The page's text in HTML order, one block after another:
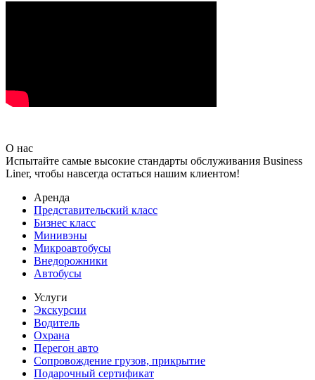
О нас
Испытайте самые высокие стандарты обслуживания Business
Liner, чтобы навсегда остаться нашим клиентом!
Аренда
Представительский класс
Бизнес класс
Минивэны
Микроавтобусы
Внедорожники
Автобусы
Услуги
Экскурсии
Водитель
Охрана
Перегон авто
Сопровождение грузов, прикрытие
Подарочный сертификат